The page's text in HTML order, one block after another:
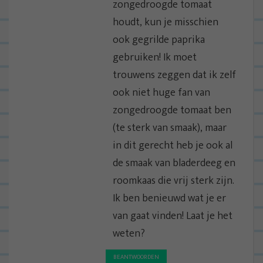
zongedroogde tomaat
houdt, kun je misschien
ook gegrilde paprika
gebruiken! Ik moet
trouwens zeggen dat ik zelf
ook niet huge fan van
zongedroogde tomaat ben
(te sterk van smaak), maar
in dit gerecht heb je ook al
de smaak van bladerdeeg en
roomkaas die vrij sterk zijn.
Ik ben benieuwd wat je er
van gaat vinden! Laat je het
weten?
BEANTWOORDEN